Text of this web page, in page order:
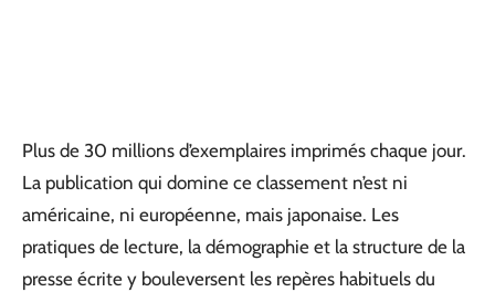
Plus de 30 millions d’exemplaires imprimés chaque jour.
La publication qui domine ce classement n’est ni
américaine, ni européenne, mais japonaise. Les
pratiques de lecture, la démographie et la structure de la
presse écrite y bouleversent les repères habituels du